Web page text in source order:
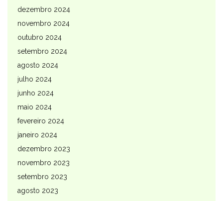
dezembro 2024
novembro 2024
outubro 2024
setembro 2024
agosto 2024
julho 2024
junho 2024
maio 2024
fevereiro 2024
janeiro 2024
dezembro 2023
novembro 2023
setembro 2023
agosto 2023